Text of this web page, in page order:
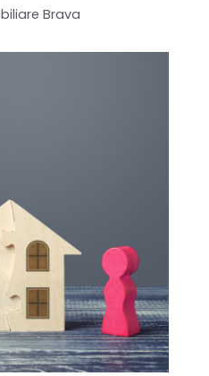
siamo
Il team
BRAVA
per i clienti
Brava